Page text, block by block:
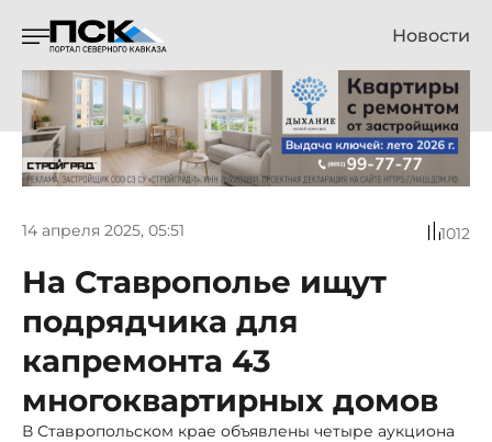
Новости
14 апреля 2025, 05:51 1012
На Ставрополье ищут
подрядчика для
капремонта 43
многоквартирных домов
В Ставропольском крае объявлены четыре аукциона